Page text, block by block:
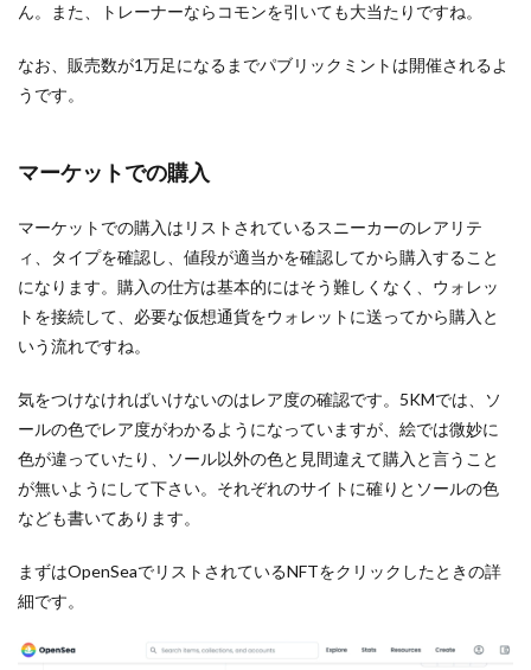
ん。また、トレーナーならコモンを引いても大当たりですね。
なお、販売数が1万足になるまでパブリックミントは開催されるよ
うです。
マーケットでの購入
マーケットでの購入はリストされているスニーカーのレアリテ
ィ、タイプを確認し、値段が適当かを確認してから購入すること
になります。購入の仕方は基本的にはそう難しくなく、ウォレッ
トを接続して、必要な仮想通貨をウォレットに送ってから購入と
いう流れですね。
気をつけなければいけないのはレア度の確認です。5KMでは、ソ
ールの色でレア度がわかるようになっていますが、絵では微妙に
色が違っていたり、ソール以外の色と見間違えて購入と言うこと
が無いようにして下さい。それぞれのサイトに確りとソールの色
なども書いてあります。
まずはOpenSeaでリストされているNFTをクリックしたときの詳
細です。